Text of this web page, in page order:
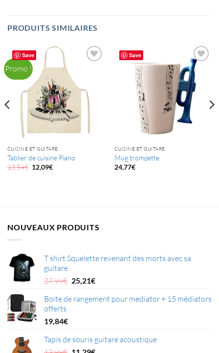
PRODUITS SIMILAIRES
Save
Promo !
CUISINE ET GUITARE
Tablier de cuisine Piano
13,54€ Le
prix
12,09€Le
Save
CUISINE ET GUITARE
Mug trompette
24,77€
NOUVEAUX PRODUITS
T shirt Squelette revenant des morts avec sa
guitare
27,99€ Le
initial
25,21€Le
actuel
Boite de rangement pour mediator + 15 médiators
offerts
19,84€
Tapis de souris guitare acoustique
Le Le